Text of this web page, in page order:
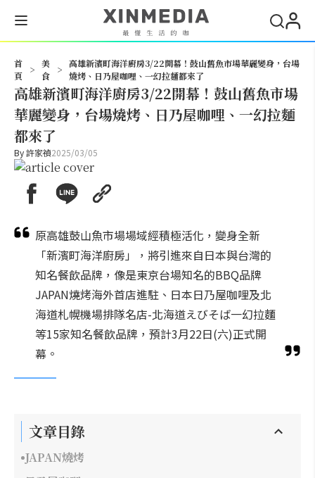
首
頁
>
美
食
>
高雄新濱町海洋廚房3/22開幕！鼓山舊魚市場華麗變身，台場
燒烤、日乃屋咖哩、一幻拉麵都來了
高雄新濱町海洋廚房3/22開幕！鼓山舊魚市場
華麗變身，台場燒烤、日乃屋咖哩、一幻拉麵
都來了
By許家禎2025/03/05
原高雄鼓山魚市場場域經積極活化，變身全新
「新濱町海洋廚房」，將引進來自日本與台灣的
知名餐飲品牌，像是東京台場知名的BBQ品牌
JAPAN燒烤海外首店進駐、日本日乃屋咖哩及北
海道札幌機場排隊名店-北海道えびそば一幻拉麵
等15家知名餐飲品牌，預計3月22日(六)正式開
幕。
文章目錄
JAPAN燒烤